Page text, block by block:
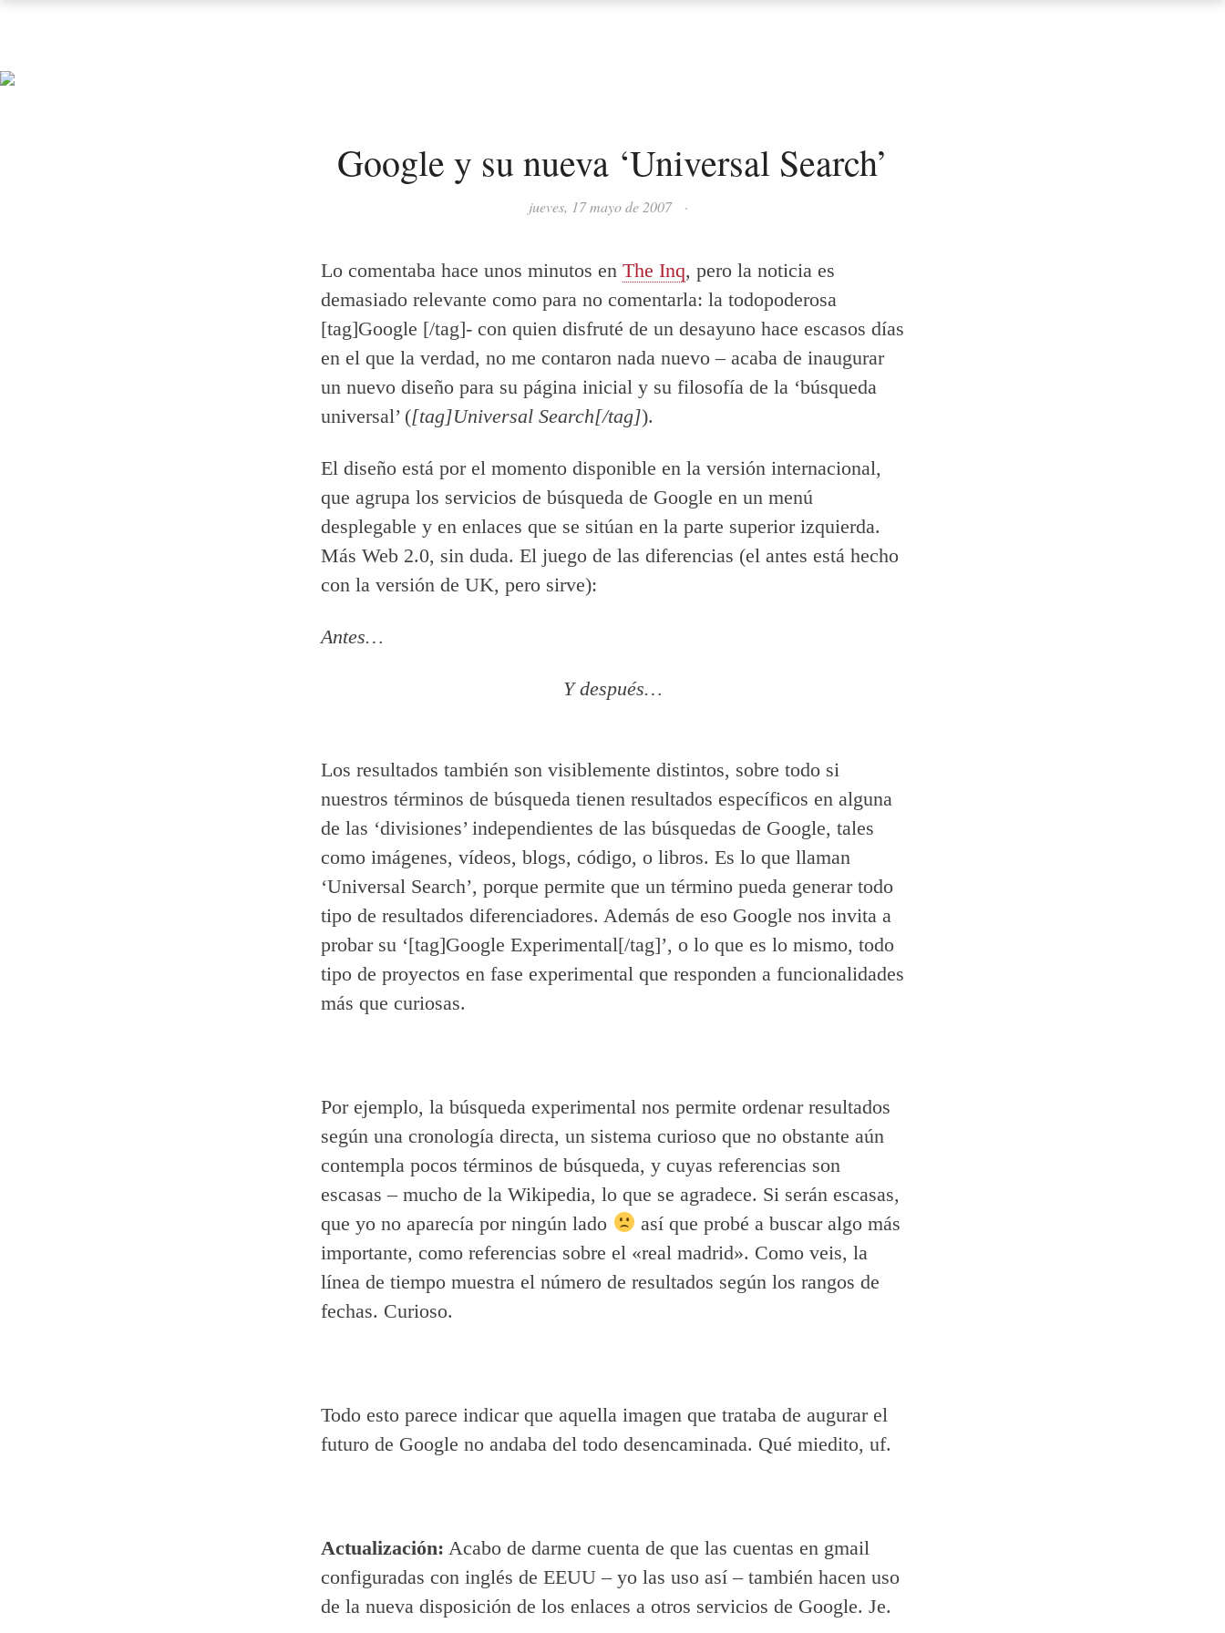
Google y su nueva ‘Universal Search’
jueves, 17 mayo de 2007 ·
Lo comentaba hace unos minutos en The Inq, pero la noticia es
demasiado relevante como para no comentarla: la todopoderosa
[tag]Google [/tag]- con quien disfruté de un desayuno hace escasos días
en el que la verdad, no me contaron nada nuevo – acaba de inaugurar
un nuevo diseño para su página inicial y su filosofía de la ‘búsqueda
universal’ ([tag]Universal Search[/tag]).
El diseño está por el momento disponible en la versión internacional,
que agrupa los servicios de búsqueda de Google en un menú
desplegable y en enlaces que se sitúan en la parte superior izquierda.
Más Web 2.0, sin duda. El juego de las diferencias (el antes está hecho
con la versión de UK, pero sirve):
Antes…
Y después…
Los resultados también son visiblemente distintos, sobre todo si
nuestros términos de búsqueda tienen resultados específicos en alguna
de las ‘divisiones’ independientes de las búsquedas de Google, tales
como imágenes, vídeos, blogs, código, o libros. Es lo que llaman
‘Universal Search’, porque permite que un término pueda generar todo
tipo de resultados diferenciadores. Además de eso Google nos invita a
probar su ‘[tag]Google Experimental[/tag]’, o lo que es lo mismo, todo
tipo de proyectos en fase experimental que responden a funcionalidades
más que curiosas.
Por ejemplo, la búsqueda experimental nos permite ordenar resultados
según una cronología directa, un sistema curioso que no obstante aún
contempla pocos términos de búsqueda, y cuyas referencias son
escasas – mucho de la Wikipedia, lo que se agradece. Si serán escasas,
que yo no aparecía por ningún lado
así que probé a buscar algo más
importante, como referencias sobre el «real madrid». Como veis, la
línea de tiempo muestra el número de resultados según los rangos de
fechas. Curioso.
Todo esto parece indicar que aquella imagen que trataba de augurar el
futuro de Google no andaba del todo desencaminada. Qué miedito, uf.
Actualización: Acabo de darme cuenta de que las cuentas en gmail
configuradas con inglés de EEUU – yo las uso así – también hacen uso
de la nueva disposición de los enlaces a otros servicios de Google. Je.